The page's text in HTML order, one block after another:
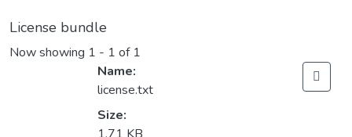
License bundle
Now showing 1 - 1 of 1
Name:
license.txt
Size: